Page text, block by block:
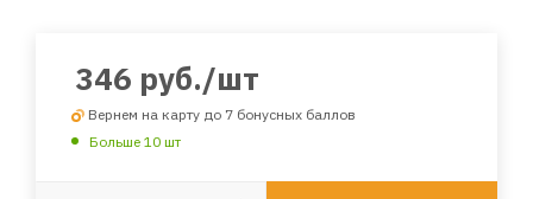
346 руб./шт
Вернем на карту до 7 бонусных баллов
Больше 10 шт